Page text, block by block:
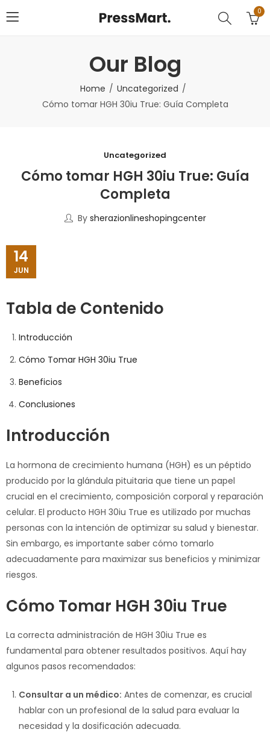
0
Our Blog
Home
Uncategorized
Cómo tomar HGH 30iu True: Guía Completa
Uncategorized
Cómo tomar HGH 30iu True: Guía
Completa
By sherazionlineshopingcenter
14
JUN
Tabla de Contenido
Introducción
Cómo Tomar HGH 30iu True
Beneficios
Conclusiones
Introducción
La hormona de crecimiento humana (HGH) es un péptido
producido por la glándula pituitaria que tiene un papel
crucial en el crecimiento, composición corporal y reparación
celular. El producto HGH 30iu True es utilizado por muchas
personas con la intención de optimizar su salud y bienestar.
Sin embargo, es importante saber cómo tomarlo
adecuadamente para maximizar sus beneficios y minimizar
riesgos.
Cómo Tomar HGH 30iu True
La correcta administración de HGH 30iu True es
fundamental para obtener resultados positivos. Aquí hay
algunos pasos recomendados:
Consultar a un médico: Antes de comenzar, es crucial
hablar con un profesional de la salud para evaluar la
necesidad y la dosificación adecuada.